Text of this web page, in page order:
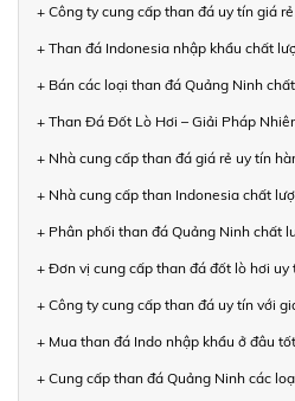
+ Công ty cung cấp than đá uy tín giá
+ Than đá Indonesia nhập khẩu chất
+ Bán các loại than đá Quảng Ninh
+ Than Đá Đốt Lò Hơi – Giải Pháp
+ Nhà cung cấp than đá giá rẻ uy tín
+ Nhà cung cấp than Indonesia chất
+ Phân phối than đá Quảng Ninh chất
+ Đơn vị cung cấp than đá đốt lò hơi
+ Công ty cung cấp than đá uy tín với
+ Mua than đá Indo nhập khẩu ở đâu
+ Cung cấp than đá Quảng Ninh các